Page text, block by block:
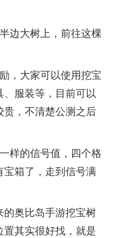
大树上，前往这棵
大家可以使用挖宝
服装等，目前可以
贵，不清楚公测之后
的信号值，四个格
箱了，走到信号满
奥比岛手游挖宝树
置其实很好找，就是